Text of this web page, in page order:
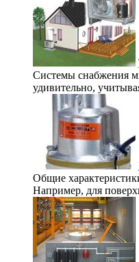
Системы снабжения
удивительно,
Общие
Например, для